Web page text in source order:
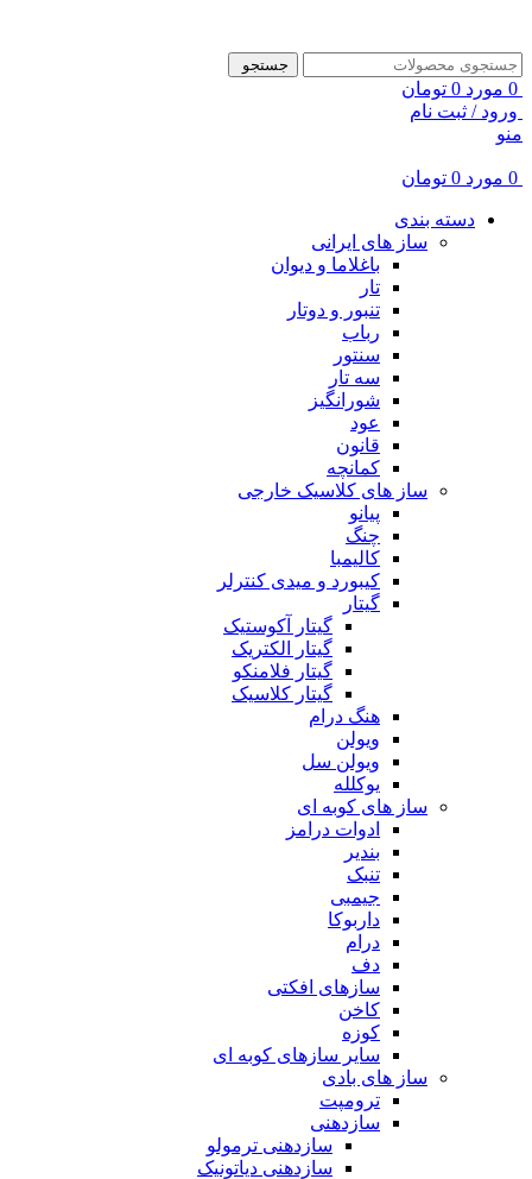
جستجو
0 مورد 0 تومان
ورود / ثبت نام
منو
0 مورد 0 تومان
دسته بندی
ساز های ایرانی
باغلاما و دیوان
تار
تنبور و دوتار
رباب
سنتور
سه تار
شورانگیز
عود
قانون
کمانچه
ساز های کلاسیک خارجی
پیانو
چنگ
کالیمبا
کیبورد و میدی کنترلر
گیتار
گیتار آکوستیک
گیتار الکتریک
گیتار فلامنکو
گیتار کلاسیک
هنگ درام
ویولن
ویولن سل
یوکلله
ساز های کوبه ای
ادوات درامز
بندیر
تنبک
جیمبی
داربوکا
درام
دف
سازهای افکتی
کاخن
کوزه
سایر سازهای کوبه ای
ساز های بادی
ترومپت
سازدهنی
سازدهنی ترمولو
سازدهنی دیاتونیک